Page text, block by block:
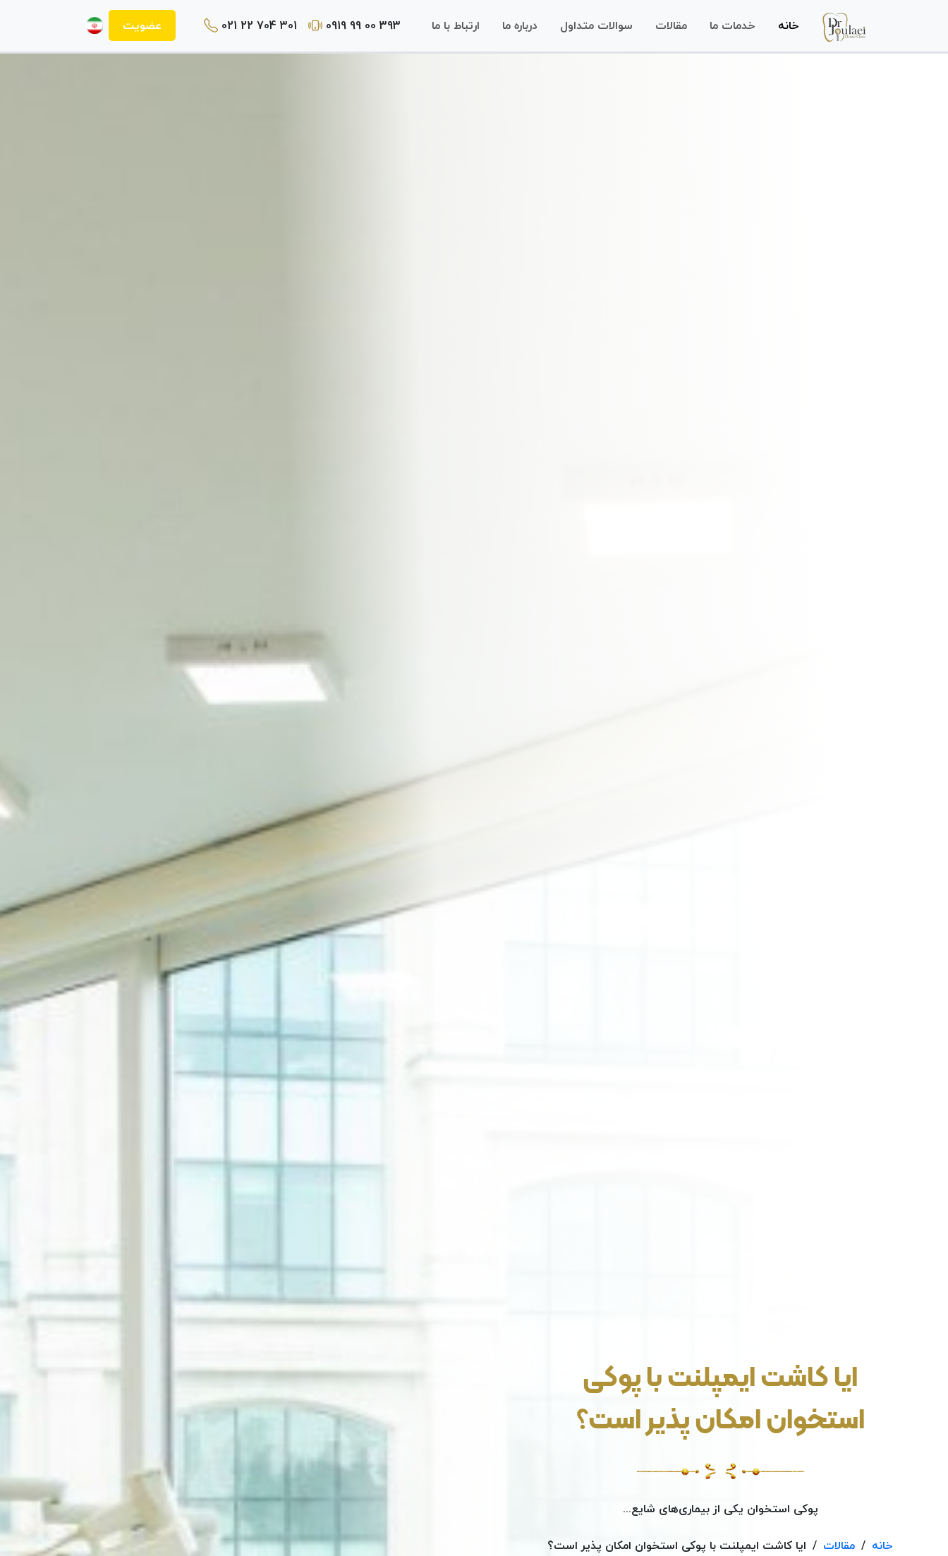
خانه خدمات ما مقالات سوالات متداول درباره ما ارتباط با ما 0919 99 00 393
021 22 704 301 عضویت
ایا کاشت ایمپلنت با پوکی
استخوان امکان پذیر است؟
پوکی استخوان یکی از بیماری‌های شایع...
خانه / مقالات / ایا کاشت ایمپلنت با پوکی استخوان امکان پذیر است؟